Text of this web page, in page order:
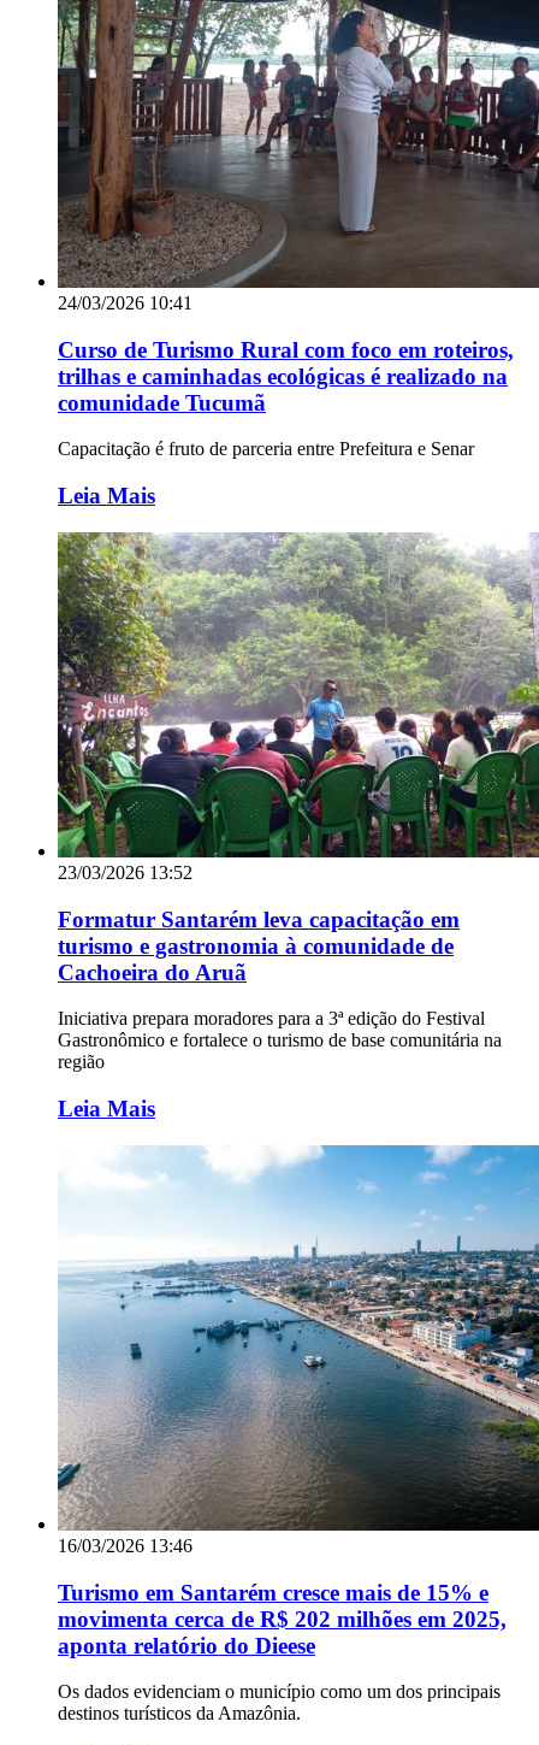
24/03/2026 10:41
Curso de Turismo Rural com foco em roteiros,
trilhas e caminhadas ecológicas é realizado na
comunidade Tucumã
Capacitação é fruto de parceria entre Prefeitura e Senar
Leia Mais
23/03/2026 13:52
Formatur Santarém leva capacitação em
turismo e gastronomia à comunidade de
Cachoeira do Aruã
Iniciativa prepara moradores para a 3ª edição do Festival
Gastronômico e fortalece o turismo de base comunitária na
região
Leia Mais
16/03/2026 13:46
Turismo em Santarém cresce mais de 15% e
movimenta cerca de R$ 202 milhões em 2025,
aponta relatório do Dieese
Os dados evidenciam o município como um dos principais
destinos turísticos da Amazônia.